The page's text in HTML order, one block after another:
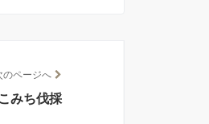
のページへ
みち伐採